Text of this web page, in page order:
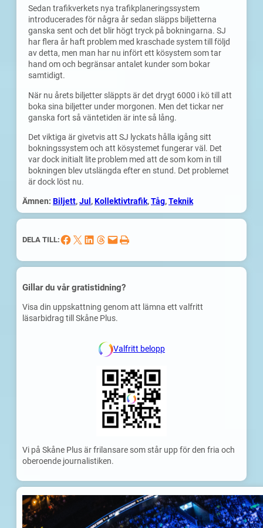
Sedan trafikverkets nya trafikplaneringssystem
introducerades för några år sedan släpps biljetterna
ganska sent och det blir högt tryck på bokningarna. SJ
har flera år haft problem med kraschade system till följd
av detta, men man har nu infört ett kösystem som tar
hand om och begränsar antalet kunder som bokar
samtidigt.
När nu årets biljetter släppts är det drygt 6000 i kö till att
boka sina biljetter under morgonen. Men det tickar ner
ganska fort så väntetiden är inte så lång.
Det viktiga är givetvis att SJ lyckats hålla igång sitt
bokningssystem och att kösystemet fungerar väl. Det
var dock initialt lite problem med att de som kom in till
bokningen blev utslängda efter en stund. Det problemet
är dock löst nu.
Ämnen: Biljett, Jul , Kollektivtrafik, Tåg, Teknik
DELA TILL:Dela på Facebook Dela på X Dela på LinkedIn Dela på Threads Skicka denna sida med e-post Skriv ut denna sida
Gillar du vår gratistidning?
Visa din uppskattning genom att lämna ett valfritt
läsarbidrag till Skåne Plus.
Valfritt belopp
Vi på Skåne Plus är frilansare som står upp för den fria och
oberoende journalistiken.